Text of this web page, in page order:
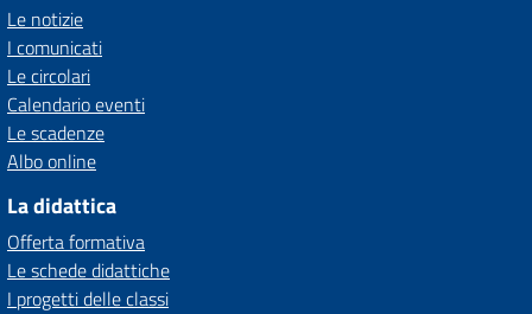
Le notizie
I comunicati
Le circolari
Calendario eventi
Le scadenze
Albo online
La didattica
Offerta formativa
Le schede didattiche
I progetti delle classi